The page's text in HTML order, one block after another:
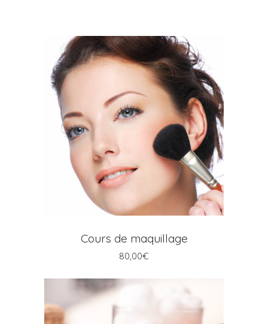
AJOUTER AU PANIER
Cours de maquillage
80,00€